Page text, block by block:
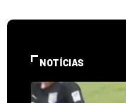
NOTÍCIAS